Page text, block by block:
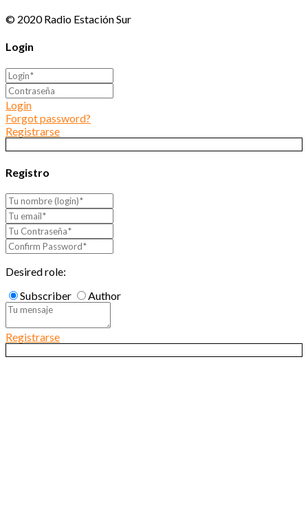
© 2020 Radio Estación Sur
Login
Login
Forgot password?
Registrarse
Registro
Desired role:
Subscriber
Author
Registrarse